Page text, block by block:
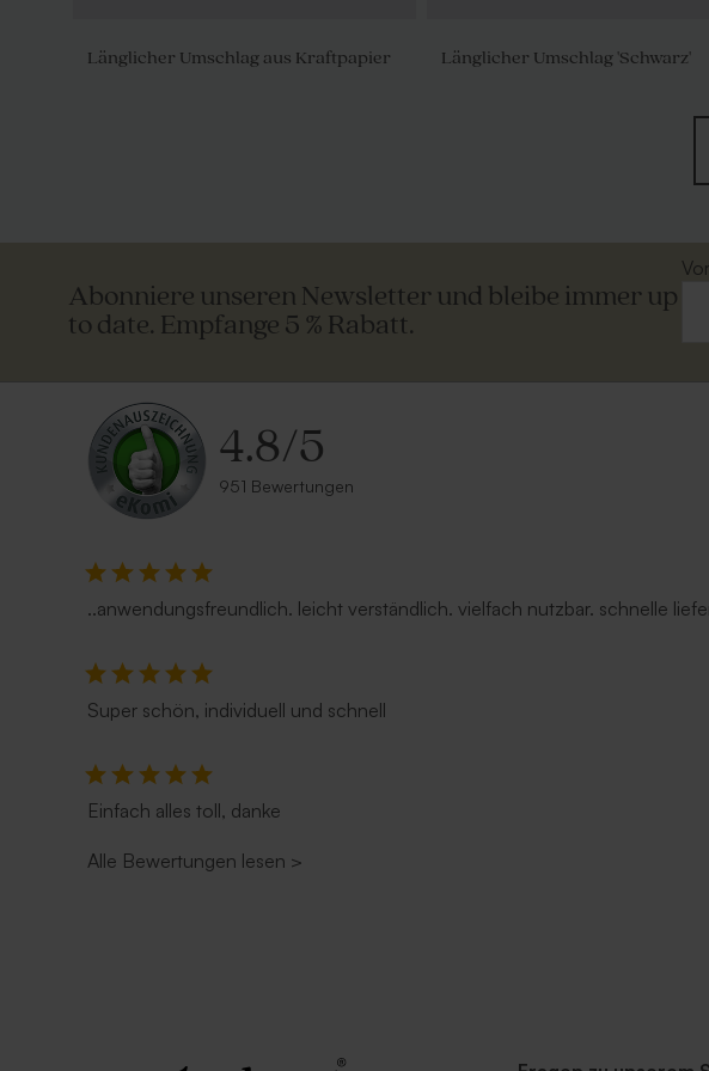
Länglicher Umschlag aus Kraftpapier Länglicher Umschlag 'Schwarz'
Länglicher Umschlag mit
Haftklebeverschluss 'Weiß'
Abonniere unseren Newsletter und bleibe immer up
to date. Empfange 5 % Rabatt.
4.8/5
951 Bewertungen
..anwendungsfreundlich. leicht verständlich. vielfach nutzbar. schnelle
Super schön, individuell und schnell
Einfach alles toll, danke
Alle Bewertungen lesen >